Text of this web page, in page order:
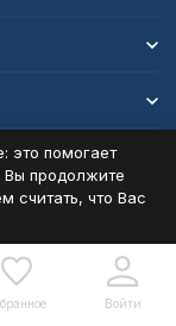
Войти
это помогает
Вы продолжите
считать, что Вас